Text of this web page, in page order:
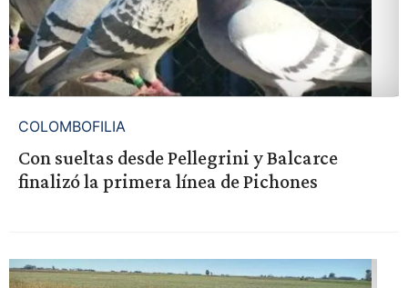
COLOMBOFILIA
Con sueltas desde Pellegrini y Balcarce
finalizó la primera línea de Pichones